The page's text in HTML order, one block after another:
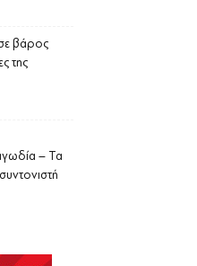
σε βάρος
της
– Τα